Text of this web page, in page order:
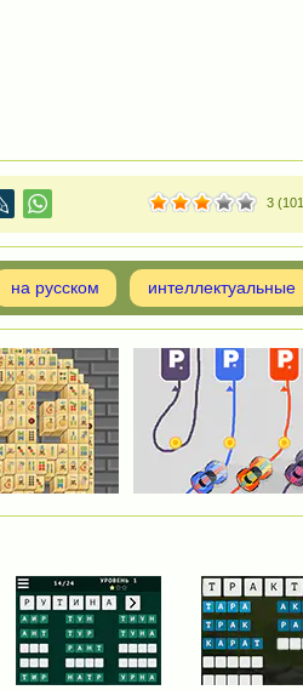
3(101
на русском интеллектуальные